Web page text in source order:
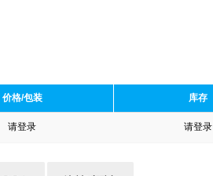
价格/包装 库存
请登录 请登录